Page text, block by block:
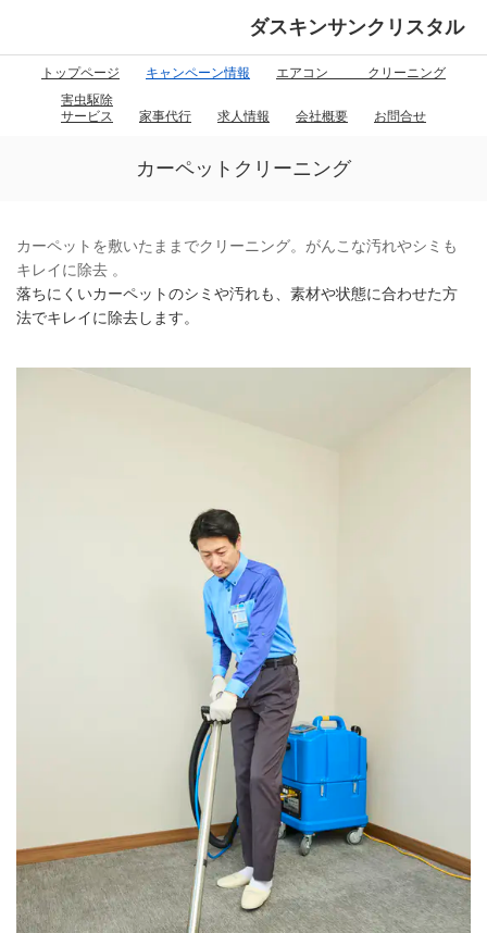
ダスキンサンクリスタル
トップページ キャンペーン情報
エアコン クリーニング
害虫駆除
サービス
家事代行 求人情報 会社概要 お問合せ
カーペットクリーニング
カーペットを敷いたままでクリーニング。がんこな汚れやシミも
キレイに除去 。
落ちにくいカーペットのシミや汚れも、素材や状態に合わせた方
法でキレイに除去します。